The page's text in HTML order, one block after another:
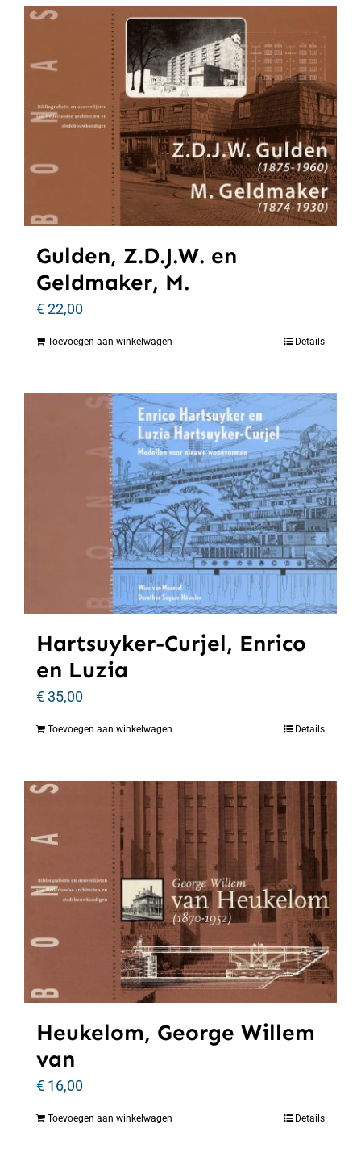
Gulden, Z.D.J.W. en
Geldmaker, M.
€22,00
Toevoegen aan winkelwagen Details
Hartsuyker-Curjel, Enrico
en Luzia
€35,00
Toevoegen aan winkelwagen Details
Heukelom, George Willem
van
€ 16,00
Toevoegen aan winkelwagen Details